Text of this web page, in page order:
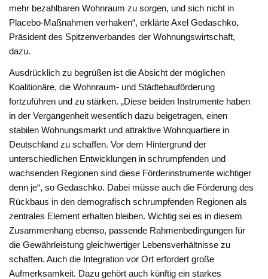
mehr bezahlbaren Wohnraum zu sorgen, und sich nicht in
Placebo-Maßnahmen verhaken“, erklärte Axel Gedaschko,
Präsident des Spitzenverbandes der Wohnungswirtschaft,
dazu.
Ausdrücklich zu begrüßen ist die Absicht der möglichen
Koalitionäre, die Wohnraum- und Städtebauförderung
fortzuführen und zu stärken. „Diese beiden Instrumente haben
in der Vergangenheit wesentlich dazu beigetragen, einen
stabilen Wohnungsmarkt und attraktive Wohnquartiere in
Deutschland zu schaffen. Vor dem Hintergrund der
unterschiedlichen Entwicklungen in schrumpfenden und
wachsenden Regionen sind diese Förderinstrumente wichtiger
denn je“, so Gedaschko. Dabei müsse auch die Förderung des
Rückbaus in den demografisch schrumpfenden Regionen als
zentrales Element erhalten bleiben. Wichtig sei es in diesem
Zusammenhang ebenso, passende Rahmenbedingungen für
die Gewährleistung gleichwertiger Lebensverhältnisse zu
schaffen. Auch die Integration vor Ort erfordert große
Aufmerksamkeit. Dazu gehört auch künftig ein starkes